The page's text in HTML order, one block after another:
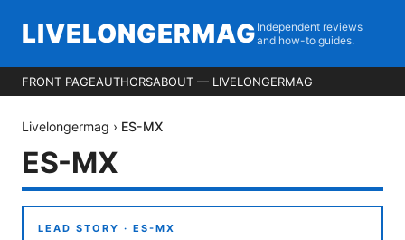
LIVELONGERMAG Independent reviews
and how-to guides.
FRONT PAGEAUTHORSABOUT — LIVELONGERMAG
Livelongermag › ES-MX
ES-MX
LEAD STORY · ES-MX